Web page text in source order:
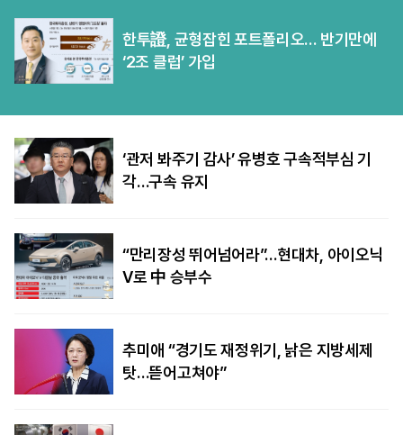
한투證, 균형잡힌 포트폴리오… 반기만에
‘2조 클럽’ 가입
‘관저 봐주기 감사’ 유병호 구속적부심 기
각…구속 유지
“만리장성 뛰어넘어라”…현대차, 아이오닉
V로 中 승부수
추미애 “경기도 재정위기, 낡은 지방세제
탓…뜯어고쳐야”